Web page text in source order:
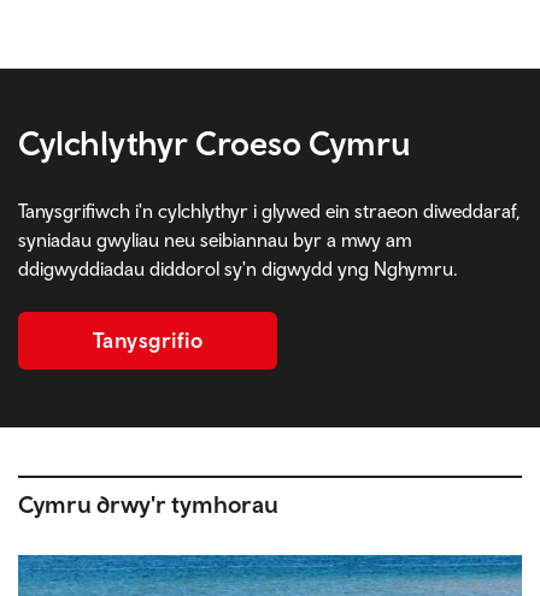
Cylchlythyr Croeso Cymru
Tanysgrifiwch i'n cylchlythyr i glywed ein straeon diweddaraf,
syniadau gwyliau neu seibiannau byr a mwy am
ddigwyddiadau diddorol sy'n digwydd yng Nghymru.
Tanysgrifio
Cymru drwy'r tymhorau